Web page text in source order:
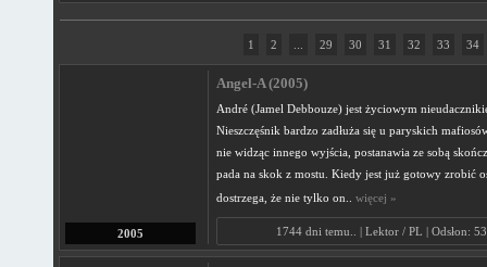
1 2 29 30 31 32 33 34
2005
Angel-A (2005)
André (Jamel Debbouze) jest życiowym
Nieszczęśnik bardzo zadłuża się u paryskich
nie widząc innego wyjścia, postanawia ze sobą
pada na skok z mostu. Kiedy jest już gotowy zrobić
dostrzega, że nie tylko on.. więcej »
1744 dni temu.. | Lektor / PL | Odsłon: